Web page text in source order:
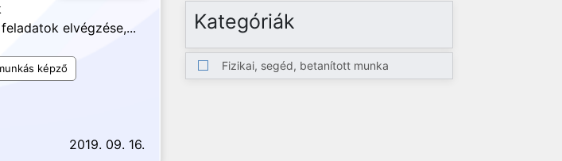
elvégzése,...
képző
2019. 09. 16.
Kategóriák
Fizikai, segéd, betanított munka